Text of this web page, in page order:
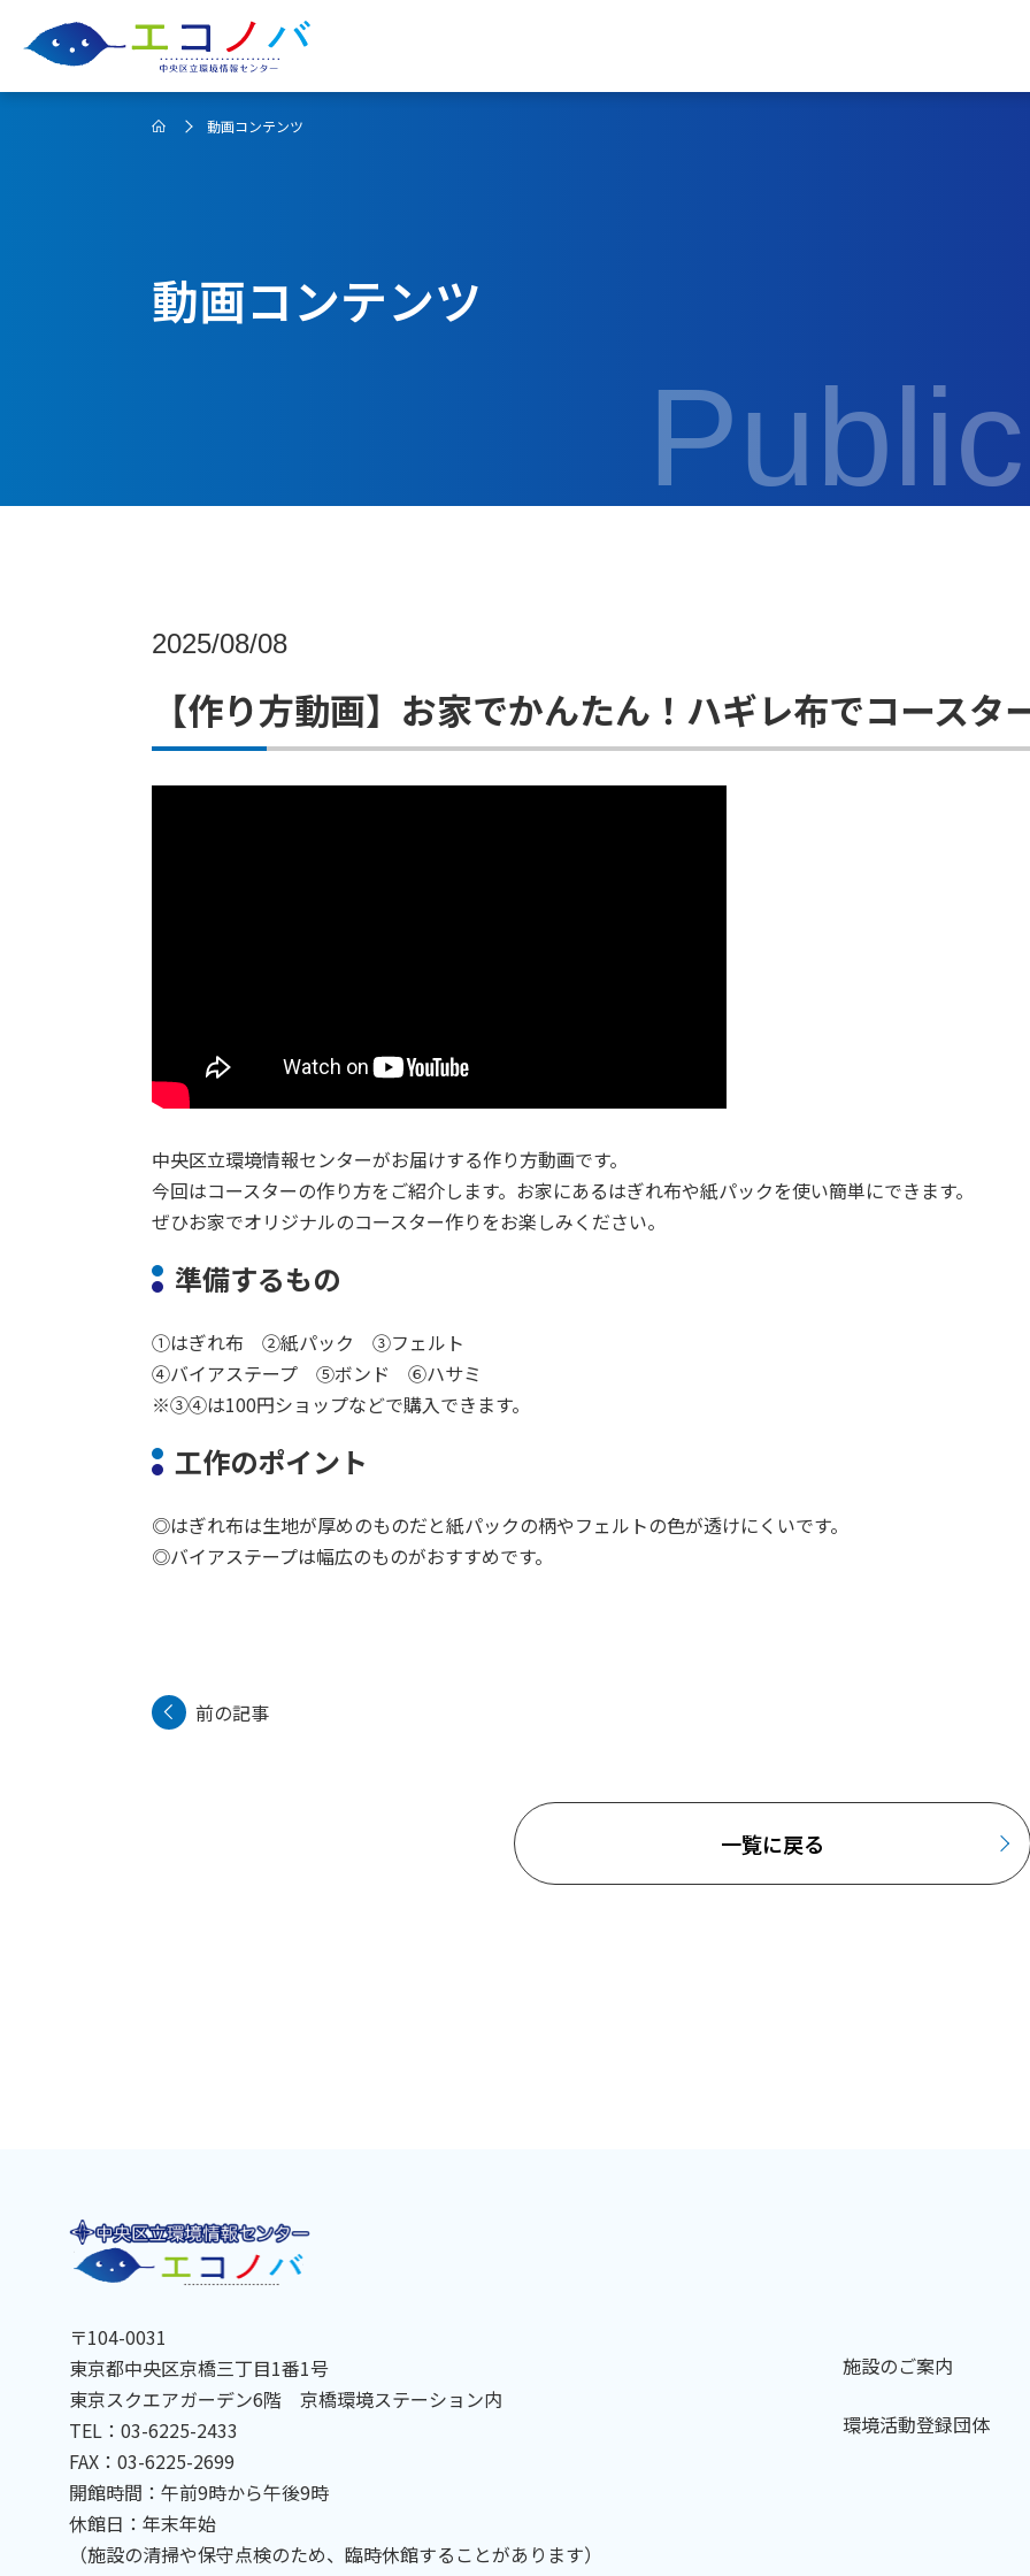
動画コンテンツ
動画コンテンツ
2025/08/08
【作り方動画】お家でかんたん！ハギレ布でコースタ
中央区立環境情報センターがお届けする作り方動画です。
今回はコースターの作り方をご紹介します。お家にあるはぎれ布や紙パックを使い簡単にできます。
ぜひお家でオリジナルのコースター作りをお楽しみください。
準備するもの
①はぎれ布 ②紙パック ③フェルト
④バイアステープ ⑤ボンド ⑥ハサミ
※③④は100円ショップなどで購入できます。
工作のポイント
◎はぎれ布は生地が厚めのものだと紙パックの柄やフェルトの色が透けにくいです。
◎バイアステープは幅広のものがおすすめです。
前の記事
一覧に戻る
〒104-0031
東京都中央区京橋三丁目1番1号
東京スクエアガーデン6階 京橋環境ステーション内
TEL：03-6225-2433
FAX：03-6225-2699
開館時間：午前9時から午後9時
休館日：年末年始
（施設の清掃や保守点検のため、臨時休館することがあります）
施設のご案内
環境活動登録団体